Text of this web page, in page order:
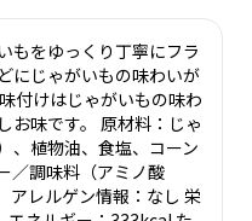
もをゆっくり丁寧にフラ
にじゃがいもの味わいが
付けはじゃがいもの味わ
お味です。 原材料：じゃ
、植物油、食塩、コーン
／調味料（アミノ酸
アレルゲン情報：なし 栄